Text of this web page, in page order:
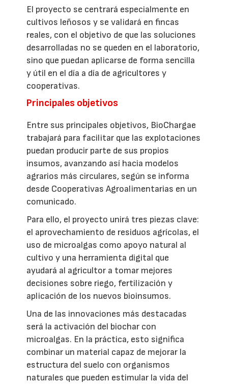
El proyecto se centrará especialmente en
cultivos leñosos y se validará en fincas
reales, con el objetivo de que las soluciones
desarrolladas no se queden en el laboratorio,
sino que puedan aplicarse de forma sencilla
y útil en el día a día de agricultores y
cooperativas.
Principales objetivos
Entre sus principales objetivos, BioChargae
trabajará para facilitar que las explotaciones
puedan producir parte de sus propios
insumos, avanzando así hacia modelos
agrarios más circulares, según se informa
desde Cooperativas Agroalimentarias en un
comunicado.
Para ello, el proyecto unirá tres piezas clave:
el aprovechamiento de residuos agrícolas, el
uso de microalgas como apoyo natural al
cultivo y una herramienta digital que
ayudará al agricultor a tomar mejores
decisiones sobre riego, fertilización y
aplicación de los nuevos bioinsumos.
Una de las innovaciones más destacadas
será la activación del biochar con
microalgas. En la práctica, esto significa
combinar un material capaz de mejorar la
estructura del suelo con organismos
naturales que pueden estimular la vida del